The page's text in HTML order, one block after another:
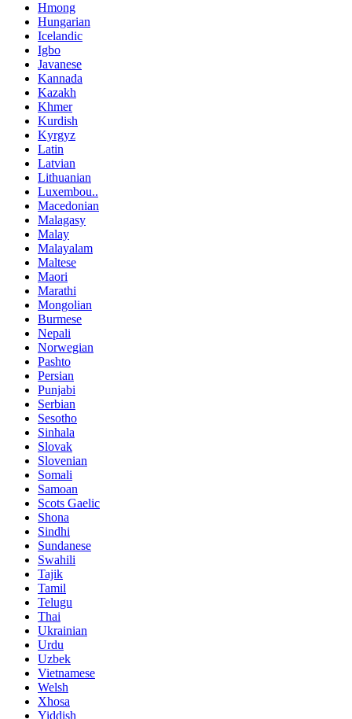
Hmong
Hungarian
Icelandic
Igbo
Javanese
Kannada
Kazakh
Khmer
Kurdish
Kyrgyz
Latin
Latvian
Lithuanian
Luxembou..
Macedonian
Malagasy
Malay
Malayalam
Maltese
Maori
Marathi
Mongolian
Burmese
Nepali
Norwegian
Pashto
Persian
Punjabi
Serbian
Sesotho
Sinhala
Slovak
Slovenian
Somali
Samoan
Scots Gaelic
Shona
Sindhi
Sundanese
Swahili
Tajik
Tamil
Telugu
Thai
Ukrainian
Urdu
Uzbek
Vietnamese
Welsh
Xhosa
Yiddish